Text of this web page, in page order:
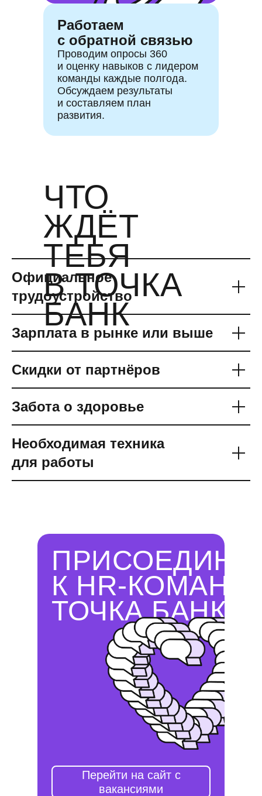
Работаем
с обратной связью
Проводим опросы 360
и оценку навыков с лидером
команды каждые полгода.
Обсуждаем результаты
и составляем план
развития.
ЧТО
ЖДЁТ
ТЕБЯ
В ТОЧКА
БАНК
Официальное
трудоустройство
Зарплата в рынке или выше
Скидки от партнёров
Забота о здоровье
Необходимая техника
для работы
К HR-
ТОЧКА БАНК
Перейти на сайт с
вакансиями